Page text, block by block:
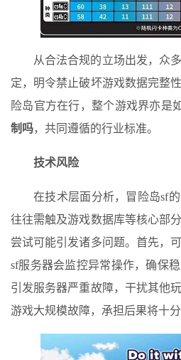
从合法合规的立场出发，众
定，明令禁止破坏游戏数据完整
险岛官方在行，整个游戏界亦是
制吗，共同遵循的行业标准。
技术风险
在技术层面分析，冒险岛sf
往往需触及游戏数据库等核心部
尝试可能引发诸多问题。首先，
sf服务器会监控异常操作，确保
引发服务器严重故障，干扰其他
游戏大规模故障，承担后果将十分